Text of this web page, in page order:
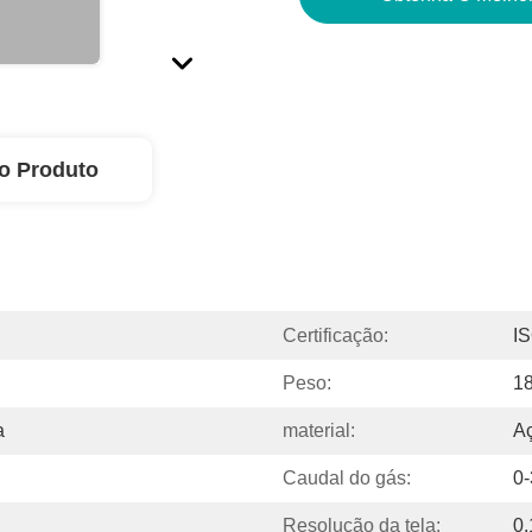
Produto
Certificação:
Peso:
material:
Caudal do gás:
Resolução da tela: